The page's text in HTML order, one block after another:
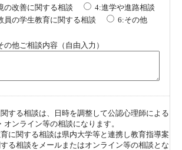
の改善に関する相談
4:進学や進路相談
員の学生教育に関する相談
6:その他
の他ご相談内容（自由入力）
する相談は、日時を調整して公認心理師による
オンライン等の相談になります。
に関する相談は県内大学等と連携し教育指導案
る相談をメールまたはオンライン等の相談とな